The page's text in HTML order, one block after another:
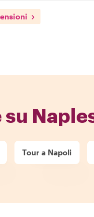
su
Tour a Napoli